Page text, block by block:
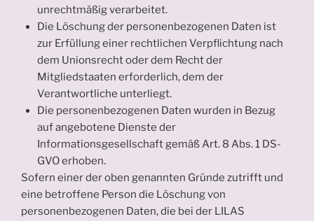
unrechtmäßig verarbeitet.
Die Löschung der personenbezogenen Daten ist
zur Erfüllung einer rechtlichen Verpflichtung nach
dem Unionsrecht oder dem Recht der
Mitgliedstaaten erforderlich, dem der
Verantwortliche unterliegt.
Die personenbezogenen Daten wurden in Bezug
auf angebotene Dienste der
Informationsgesellschaft gemäß Art. 8 Abs. 1 DS-
GVO erhoben.
Sofern einer der oben genannten Gründe zutrifft und
eine betroffene Person die Löschung von
personenbezogenen Daten, die bei der LILAS